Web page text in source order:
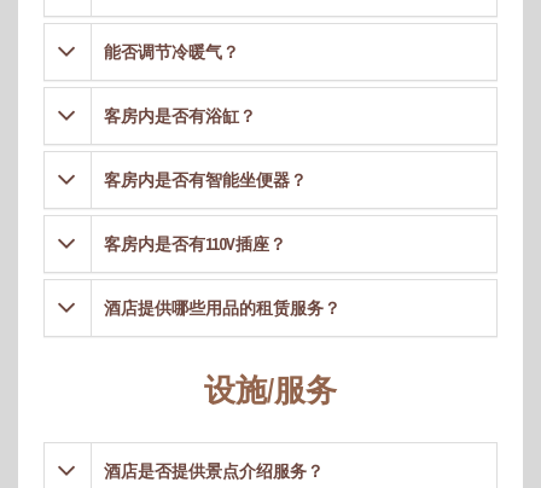
能否调节冷暖气？
客房内是否有浴缸？
客房内是否有智能坐便器？
客房内是否有110V插座？
酒店提供哪些用品的租赁服务？
设施/服务
酒店是否提供景点介绍服务？